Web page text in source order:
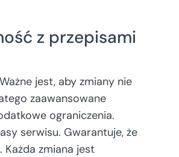
z przepisami
jest, aby zmiany nie
zaawansowane
ograniczenia.
serwisu. Gwarantuje, że
zmiana jest